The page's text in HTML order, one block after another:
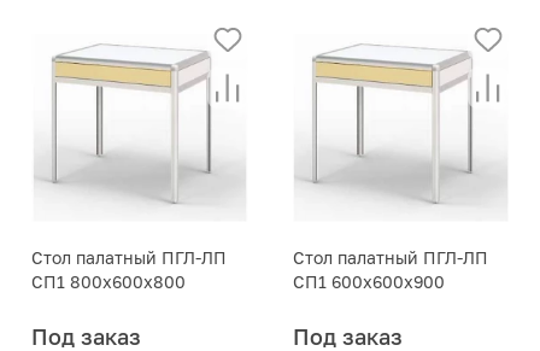
толщиной 30 мм,
каркас металлический,
Стол палатный ПГЛ-ЛП
СП1 800х600х800
Под заказ
Стол палатный ПГЛ-ЛП
СП1 600х600х900
Под заказ